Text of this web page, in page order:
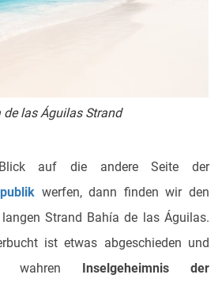
de las Águilas Strand
auf die andere Seite der
werfen, dann finden wir den
Strand Bahía de las Águilas.
ist etwas abgeschieden und
wahren Inselgeheimnis
der